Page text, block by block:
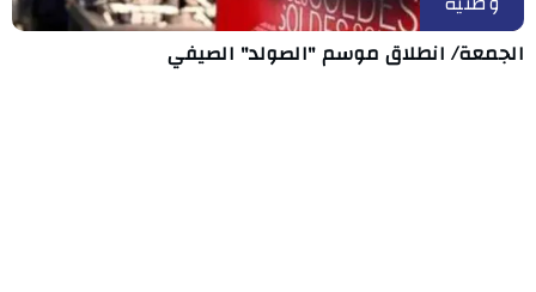
الجمعة/ انطلاق موسم "الصولد" الصيفي